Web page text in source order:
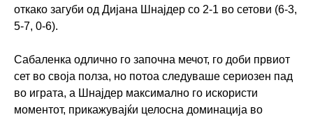
откако загуби од Дијана Шнајдер со 2-1 во сетови (6-3,
5-7, 0-6).
Сабаленка одлично го започна мечот, го доби првиот
сет во своја полза, но потоа следуваше сериозен пад
во играта, а Шнајдер максимално го искористи
моментот, прикажувајќи целосна доминација во